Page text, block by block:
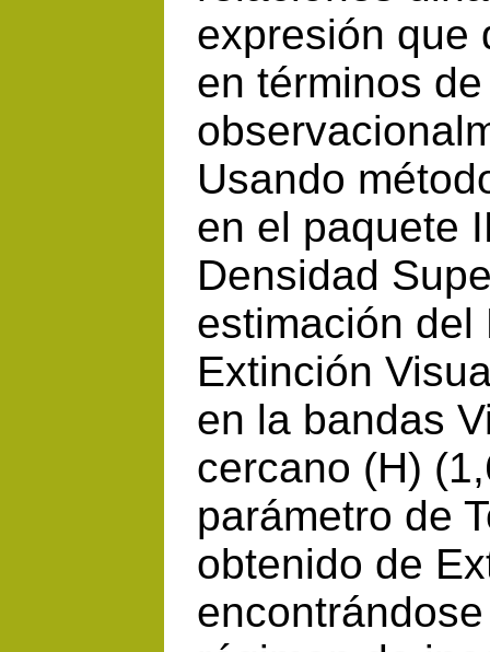
expresión que
en términos
Usando
en el paquete
Densidad
estimación del
Extinción
en la bandas
cercano (H)
parámetro de
obtenido de